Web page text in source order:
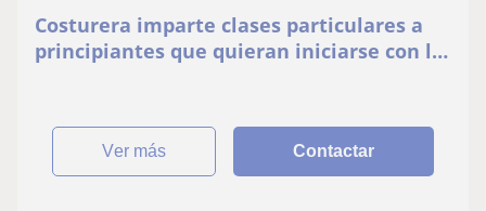
Costurera imparte clases particulares a
principiantes que quieran iniciarse con la
ver más Contactar